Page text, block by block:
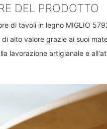
DEL PRODOTTO
di tavoli in legno MIGLIO
alto valore grazie ai suoi
lavorazione artigianale e